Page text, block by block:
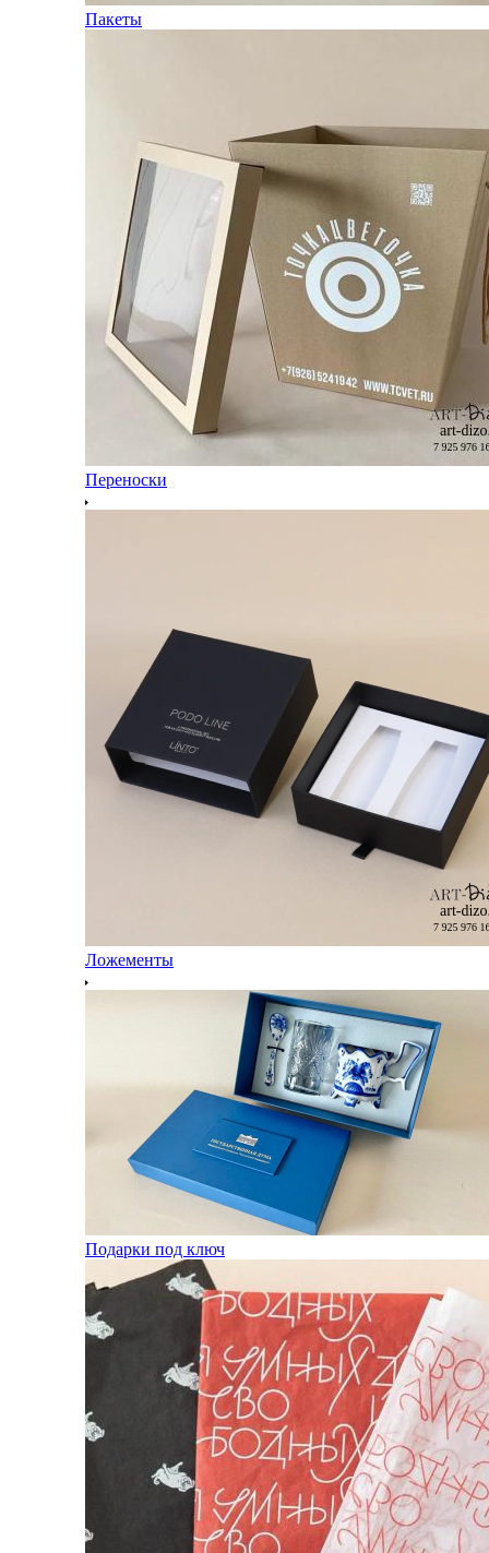
Пакеты
Переноски
Ложементы
Подарки под ключ